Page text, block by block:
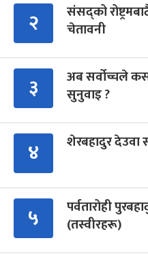
२
संसद्को
चेतावनी
३
अब सर्वोच्चले
सुनुवाइ ?
४ शेरबहादुर
५
पर्वतारोही
(तस्वीरहरू)